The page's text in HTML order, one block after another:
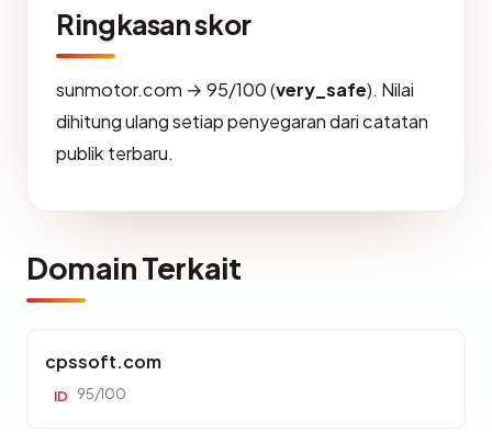
Ringkasan skor
sunmotor.com → 95/100 (very_safe). Nilai
dihitung ulang setiap penyegaran dari catatan
publik terbaru.
Domain Terkait
cpssoft.com
ID 95/100